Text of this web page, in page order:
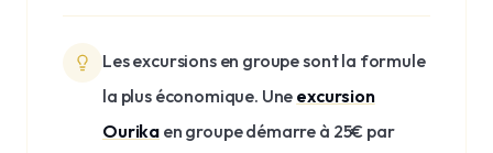
Les excursions en groupe sont la formule
la plus économique. Une excursion
Ourika en groupe démarre à 25€ par